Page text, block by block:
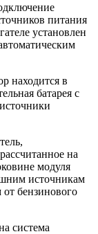
питания
установлен
находится в
батарея с
на
модуля
источникам
бензинового
система